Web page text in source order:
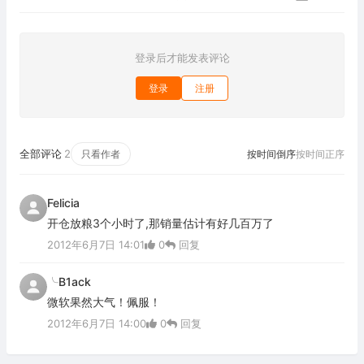
登录后才能发表评论
登录 注册
全部评论 2 只看作者 按时间倒序按时间正序
Felicia
开仓放粮3个小时了,那销量估计有好几百万了
2012年6月7日 14:01 0 回复
╰B1ack
微软果然大气！佩服！
2012年6月7日 14:00 0 回复